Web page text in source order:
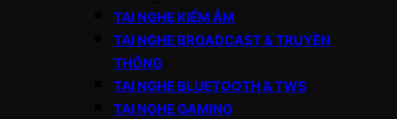
TAI NGHE KIỂM ÂM
TAI NGHE BROADCAST & TRUYỀN
THÔNG
TAI NGHE BLUETOOTH & TWS
TAI NGHE GAMING